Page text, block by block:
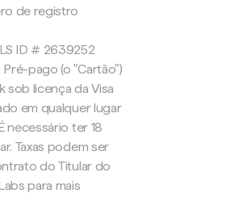
de registro
ID # 2639252
pago (o "Cartão")
sob licença da Visa
em qualquer lugar
necessário ter 18
Taxas podem ser
do Titular do
para mais